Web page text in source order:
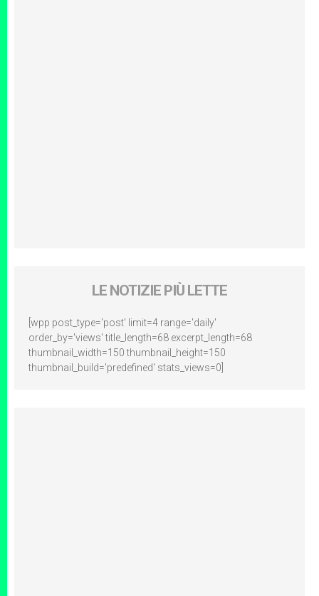
LE NOTIZIE PIÙ LETTE
[wpp post_type='post' limit=4 range='daily'
order_by='views' title_length=68 excerpt_length=68
thumbnail_width=150 thumbnail_height=150
thumbnail_build='predefined' stats_views=0]